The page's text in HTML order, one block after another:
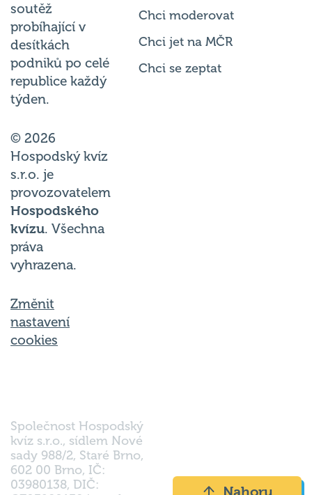
soutěž
probíhající v
desítkách
podniků po celé
republice každý
týden.
© 2026
Hospodský kvíz
s.r.o. je
provozovatelem
Hospodského
kvízu. Všechna
práva
vyhrazena.
Změnit
nastavení
cookies
Chci moderovat
Chci jet na MČR
Chci se zeptat
Společnost Hospodský
kvíz s.r.o., sídlem Nové
sady 988/2, Staré Brno,
602 00 Brno, IČ:
03980138, DIČ:
Nahoru